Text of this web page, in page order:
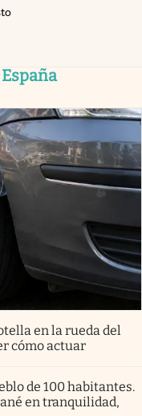
en la rueda del
cómo actuar
de 100 habitantes.
en tranquilidad,